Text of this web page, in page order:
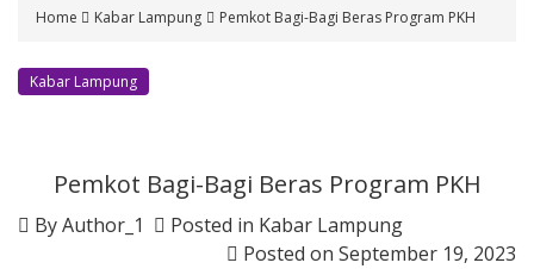
Home Kabar Lampung Pemkot Bagi-Bagi Beras Program PKH
Kabar Lampung
Pemkot Bagi-Bagi Beras Program PKH
ByAuthor_1 Posted in Kabar Lampung
Posted on September 19, 2023